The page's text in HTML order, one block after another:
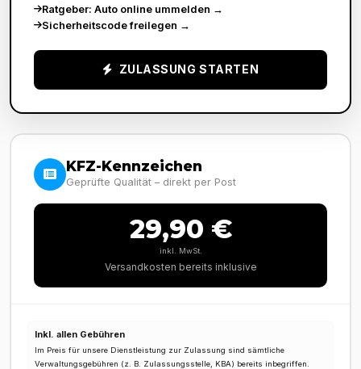
Ratgeber: Auto online ummelden →
Sicherheitscode freilegen →
ZULASSUNG STARTEN
KFZ-Kennzeichen
Geprüfte Qualität – direkt per Post
29,90 €
inkl. MwSt.
Versandkosten bereits inklusive
Inkl. allen Gebühren
Im Preis für unsere Dienstleistung zur Zulassung sind sämtliche
Verwaltungsgebühren (z. B. Zulassungsstelle, KBA) bereits inbegriffen.